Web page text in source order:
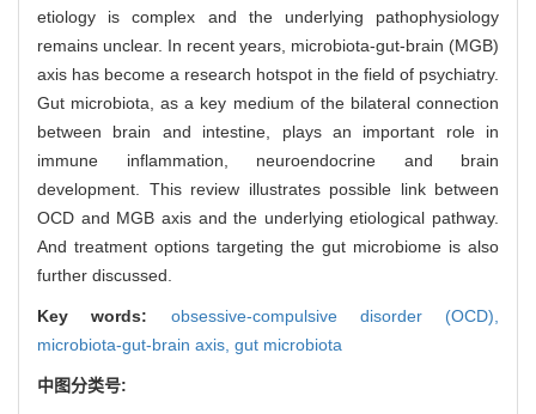
etiology is complex and the underlying pathophysiology
remains unclear. In recent years, microbiota-gut-brain (MGB)
axis has become a research hotspot in the field of psychiatry.
Gut microbiota, as a key medium of the bilateral connection
between brain and intestine, plays an important role in
immune inflammation, neuroendocrine and brain
development. This review illustrates possible link between
OCD and MGB axis and the underlying etiological pathway.
And treatment options targeting the gut microbiome is also
further discussed.
Key words: obsessive-compulsive disorder (OCD),
microbiota-gut-brain axis, gut microbiota
中图分类号: